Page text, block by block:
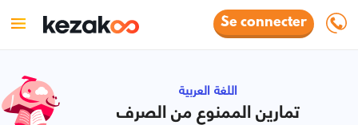
Se connecter
اللغة العربية
تمارين الممنوع من الصرف